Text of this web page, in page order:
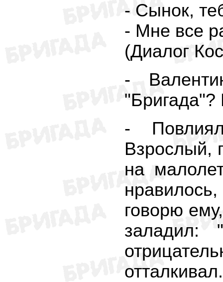
- Сынок,
- Мне все
(Диалог
-
"Бригада"?
-
Взрослый,
на
говорю
заладил: